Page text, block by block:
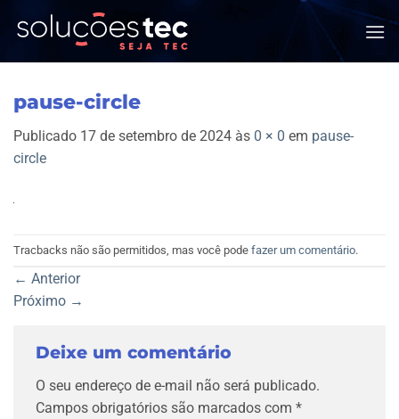
pause-circle
Publicado 17 de setembro de 2024 às 0 × 0 em pause-
circle
Tracbacks não são permitidos, mas você pode fazer um comentário.
← Anterior
Próximo →
Deixe um comentário
O seu endereço de e-mail não será publicado.
Campos obrigatórios são marcados com *